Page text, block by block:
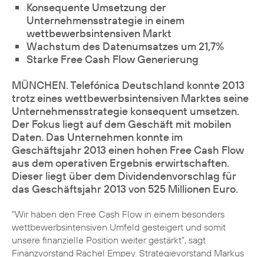
Konsequente Umsetzung der
Unternehmensstrategie in einem
wettbewerbsintensiven Markt
Wachstum des Datenumsatzes um 21,7%
Starke Free Cash Flow Generierung
MÜNCHEN. Telefónica Deutschland konnte 2013
trotz eines wettbewerbsintensiven Marktes seine
Unternehmensstrategie konsequent umsetzen.
Der Fokus liegt auf dem Geschäft mit mobilen
Daten. Das Unternehmen konnte im
Geschäftsjahr 2013 einen hohen Free Cash Flow
aus dem operativen Ergebnis erwirtschaften.
Dieser liegt über dem Dividendenvorschlag für
das Geschäftsjahr 2013 von 525 Millionen Euro.
"Wir haben den Free Cash Flow in einem besonders
wettbewerbsintensiven Umfeld gesteigert und somit
unsere finanzielle Position weiter gestärkt", sagt
Finanzvorstand Rachel Empey. Strategievorstand Markus